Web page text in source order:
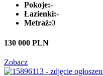
Pokoje:-
Łazienki:-
Metraż:0
130 000 PLN
Zobacz